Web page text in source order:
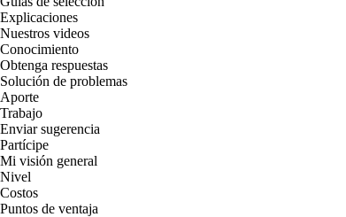
Explicaciones
Nuestros videos
Conocimiento
Obtenga respuestas
Solución de problemas
Aporte
Trabajo
Enviar sugerencia
Partícipe
Mi visión general
Nivel
Costos
Puntos de ventaja